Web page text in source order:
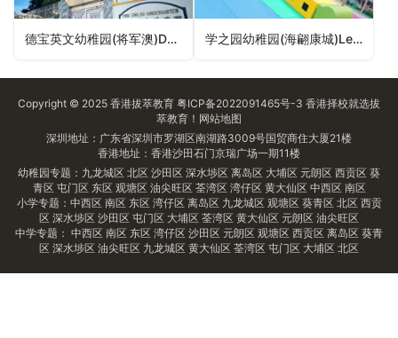
德宝英文幼稚园(将军澳)Deborah English Kindergarten (Bauhinia Garden, Tseung Kwan O)（西贡区幼稚园） 学之园幼稚园(海翩康城)Learning Habitat Kindergarten (Papillons LP)（西贡区幼稚园）
Copyright © 2025 香港拔萃教育 粤ICP备2022091465号-3 香港择校就选拔
萃教育！ 网站地图
深圳地址：广东省深圳市罗湖区南湖路3009号国贸商住大厦21楼
香港地址：香港沙田石门京瑞广场一期11楼
幼稚园专题： 九龙城区 北区 沙田区 深水埗区 离岛区 大埔区 元朗区 西贡区 葵
青区 屯门区 东区 观塘区 油尖旺区 荃湾区 湾仔区 黄大仙区 中西区 南区
小学专题： 中西区 南区 东区 湾仔区 离岛区 九龙城区 观塘区 葵青区 北区 西贡
区 深水埗区 沙田区 屯门区 大埔区 荃湾区 黄大仙区 元朗区 油尖旺区
中学专题： 中西区 南区 东区 湾仔区 沙田区 元朗区 观塘区 西贡区 离岛区 葵青
区 深水埗区 油尖旺区 九龙城区 黄大仙区 荃湾区 屯门区 大埔区 北区